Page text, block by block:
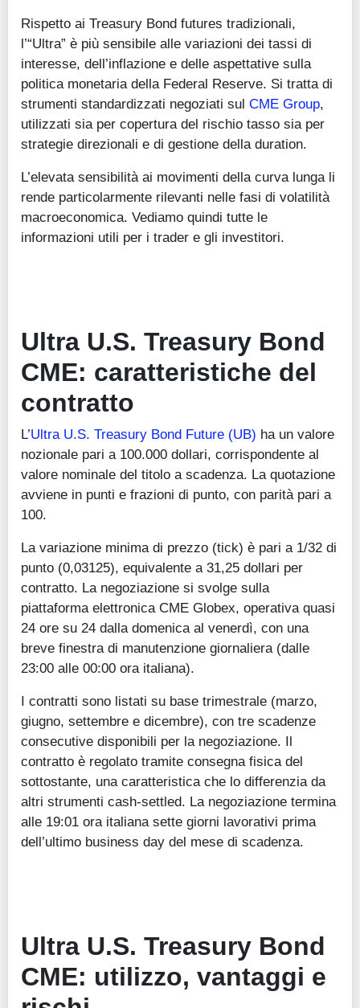
Rispetto ai Treasury Bond futures tradizionali,
l’“Ultra” è più sensibile alle variazioni dei tassi di
interesse, dell’inflazione e delle aspettative sulla
politica monetaria della Federal Reserve. Si tratta di
strumenti standardizzati negoziati sul CME Group,
utilizzati sia per copertura del rischio tasso sia per
strategie direzionali e di gestione della duration.
L’elevata sensibilità ai movimenti della curva lunga li
rende particolarmente rilevanti nelle fasi di volatilità
macroeconomica. Vediamo quindi tutte le
informazioni utili per i trader e gli investitori.
Ultra U.S. Treasury Bond
CME: caratteristiche del
contratto
L’Ultra U.S. Treasury Bond Future (UB) ha un valore
nozionale pari a 100.000 dollari, corrispondente al
valore nominale del titolo a scadenza. La quotazione
avviene in punti e frazioni di punto, con parità pari a
100.
La variazione minima di prezzo (tick) è pari a 1/32 di
punto (0,03125), equivalente a 31,25 dollari per
contratto. La negoziazione si svolge sulla
piattaforma elettronica CME Globex, operativa quasi
24 ore su 24 dalla domenica al venerdì, con una
breve finestra di manutenzione giornaliera (dalle
23:00 alle 00:00 ora italiana).
I contratti sono listati su base trimestrale (marzo,
giugno, settembre e dicembre), con tre scadenze
consecutive disponibili per la negoziazione. Il
contratto è regolato tramite consegna fisica del
sottostante, una caratteristica che lo differenzia da
altri strumenti cash-settled. La negoziazione termina
alle 19:01 ora italiana sette giorni lavorativi prima
dell’ultimo business day del mese di scadenza.
Ultra U.S. Treasury Bond
CME: utilizzo, vantaggi e